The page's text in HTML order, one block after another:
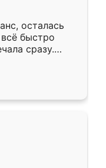
здесь.
осталась
быстро
сразу.
подошёл к
Собрали
даже